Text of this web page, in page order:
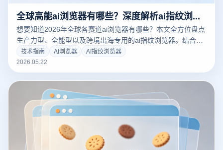
全球高能ai浏览器有哪些？深度解析ai指纹浏览器在跨境矩阵中的颠覆性进化
想要知道2026年全球各赛道ai浏览器有哪些？本文全方位盘点
生产力型、全能型以及跨境出海专用的ai指纹浏览器。结合云
登指纹浏览器，深度解密AI风控时代下，如何利用内核级防关
联与智能化行为模拟保障多账号安全，助您轻松破局出海流量
红利！
技术指南 AI浏览器
AI指纹浏览器
2026.05.22